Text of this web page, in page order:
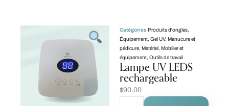
Catégories Produits d'ongles
Équipement Gel UV, Manucure et
pédicure Matériel Mobilier et
équipement Outils de travail
Lampe UV LEDS
rechargeable
$90.00